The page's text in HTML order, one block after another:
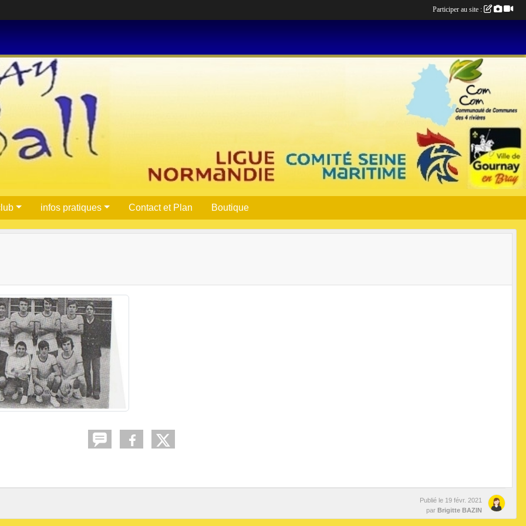
infos pratiques Contact et Plan Boutique
Publié le 19 févr. 2021
par Brigitte BAZIN
Participer au site :